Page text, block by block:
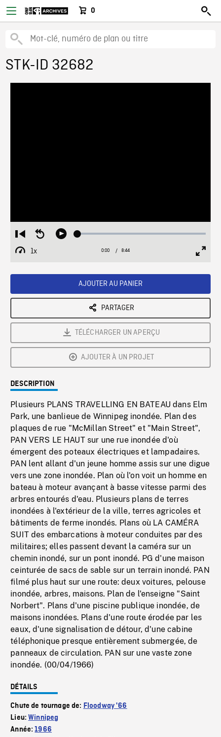
0
STK-ID 32682
Restart
from
beginning
Seek
Play Loaded:
1x
Playback
Current
0:00 / Duration
8:44
AJOUTER AU PANIER
PARTAGER
TÉLÉCHARGER UN APERÇU
AJOUTER À UN PROJET
DESCRIPTION
Plusieurs PLANS TRAVELLING EN BATEAU dans Elm
Park, une banlieue de Winnipeg inondée. Plan des
plaques de rue "McMillan Street" et "Main Street",
PAN VERS LE HAUT sur une rue inondée d'où
émergent des poteaux électriques et lampadaires.
PAN lent allant d'un jeune homme assis sur une digue
vers une zone inondée. Plan où l'on voit un homme en
bateau à moteur avançant à basse vitesse parmi des
arbres entourés d'eau. Plusieurs plans de terres
inondées à l'extérieur de la ville, terres agricoles et
bâtiments de ferme inondés. Plans où LA CAMÉRA
SUIT des embarcations à moteur conduites par des
militaires; elles passent devant la caméra sur un
chemin inondé, sur un pont inondé. PG d'une maison
ceinturée de sacs de sable sur un terrain inondé. PAN
filmé plus haut sur une route: deux voitures, pelouse
inondée, arbres, maisons. Plan de l'enseigne "Saint
Norbert". Plans d'une piscine publique inondée, de
maisons inondées. Plans d'une route érodée par les
eaux, d'une signalisation de détour, d'une cabine
téléphonique presque entièrement submergée, de
panneaux de circulation. PAN sur une vaste zone
inondée. (00/04/1966)
DÉTAILS
Chute de tournage de: Floodway '66
Lieu:Winnipeg
Année:1966